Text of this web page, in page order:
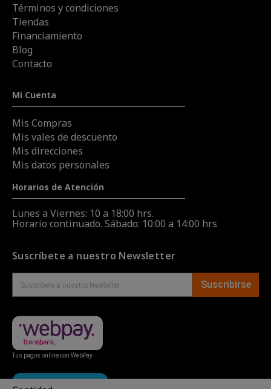
Términos y condiciones
Tiendas
Financiamiento
Blog
Contacto
Mi Cuenta
Mis Compras
Mis vales de descuento
Mis direcciones
Mis datos personales
Horarios de Atención
Lunes a Viernes: 10 a 18:00 hrs.
Horario continuado. Sábado: 10:00 a 14:00 hrs
Suscríbete a nuestro Newsletter
Suscribirse
Tus pagos online con WebPay